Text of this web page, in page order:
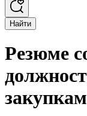
Найти
Резюме